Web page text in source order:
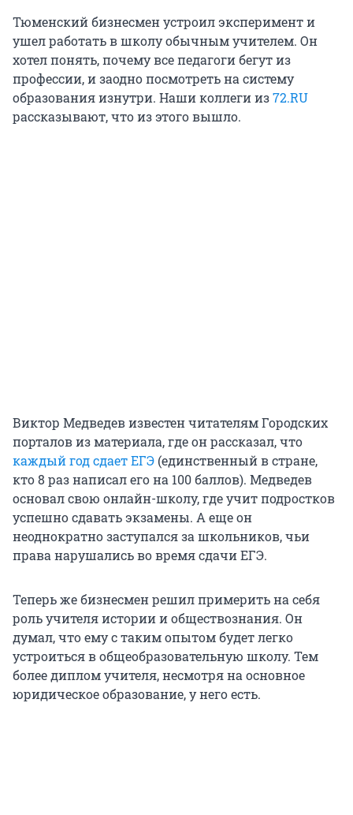
Тюменский бизнесмен устроил эксперимент и
ушел работать в школу обычным учителем. Он
хотел понять, почему все педагоги бегут из
профессии, и заодно посмотреть на систему
образования изнутри. Наши коллеги из72.RU
рассказывают, что из этого вышло.
Виктор Медведев известен читателям Городских
порталов из материала, где он рассказал, что
каждый год сдает ЕГЭ (единственный в стране,
кто 8 раз написал его на 100 баллов). Медведев
основал свою онлайн-школу, где учит подростков
успешно сдавать экзамены. А еще он
неоднократно заступался за школьников, чьи
права нарушались во время сдачи ЕГЭ.
Теперь же бизнесмен решил примерить на себя
роль учителя истории и обществознания. Он
думал, что ему с таким опытом будет легко
устроиться в общеобразовательную школу. Тем
более диплом учителя, несмотря на основное
юридическое образование, у него есть.